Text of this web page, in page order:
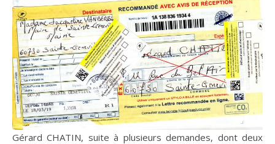
Gérard CHATIN, suite à plusieurs demandes, dont deux